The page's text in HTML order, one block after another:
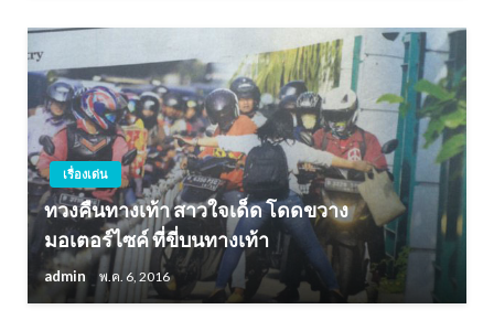
เรื่องเด่น
ทวงคืนทางเท้า สาวใจเด็ด โดดขวาง
มอเตอร์ไซค์ ที่ขี่บนทางเท้า
admin พ.ค. 6, 2016